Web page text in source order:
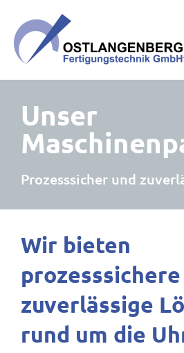
Unser
Prozesssicher und
Wir bieten
zuverlässige
rund um die